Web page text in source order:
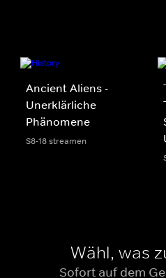
Ancient Aliens -
Unerklärliche
Phänomene
S8-18 streamen
Wähl, was
Sofort auf dem